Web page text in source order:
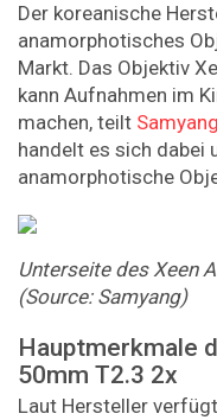
Der koreanische
anamorphotisches
Markt. Das Objektiv
kann Aufnahmen im
machen, teilt Samyang
handelt es sich dabei
anamorphotische
Unterseite des Xeen
(Source: Samyang)
Hauptmerkmale
50mm T2.3 2x
Laut Hersteller